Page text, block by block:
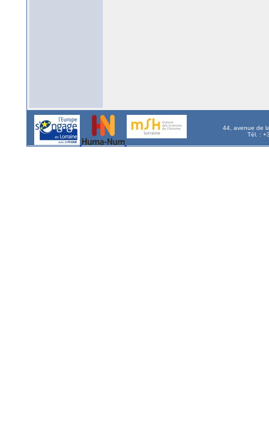
44, avenue de
Tél. :